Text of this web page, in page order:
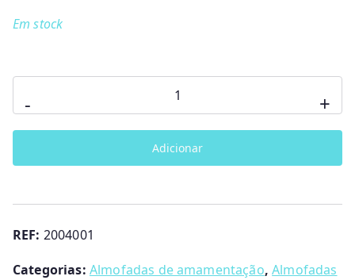
Em stock
-
de
Almofada
+
Adicionar
REF: 2004001
Categorias: Almofadas de amamentação,Almofadas